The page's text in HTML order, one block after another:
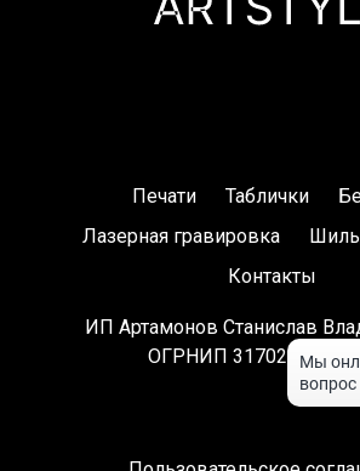
Печати Таблички
Лазерная гравировка
Контакты
ИП Артамонов Станислав
ОГРНИП